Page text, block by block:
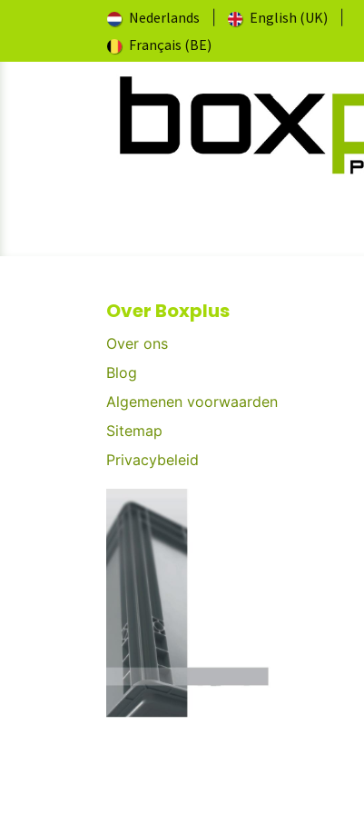
Overslaan naar inhoudNederlands English (UK)
Français (BE)
Over Boxplus
Over ons
Blog
Algemenen voorwaarden
Sitemap
Privacybeleid